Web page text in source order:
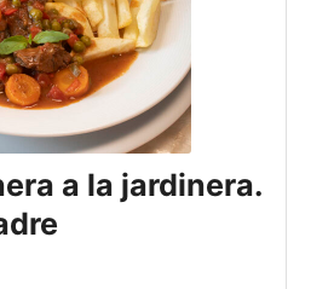
a la jardinera.